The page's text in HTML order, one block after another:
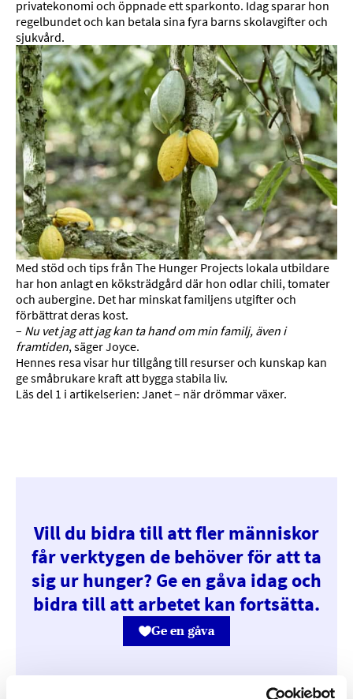
privatekonomi och öppnade ett sparkonto. Idag sparar hon
regelbundet och kan betala sina fyra barns skolavgifter och
sjukvård.
Med stöd och tips från The Hunger Projects lokala utbildare
har hon anlagt en köksträdgård där hon odlar chili, tomater
och aubergine. Det har minskat familjens utgifter och
förbättrat deras kost.
– Nu vet jag att jag kan ta hand om min familj, även i
framtiden, säger Joyce.
Hennes resa visar hur tillgång till resurser och kunskap kan
ge småbrukare kraft att bygga stabila liv.
Läs del 1 i artikelserien: Janet – när drömmar växer.
Vill du bidra till att fler människor
får verktygen de behöver för att ta
sig ur hunger? Ge en gåva idag och
bidra till att arbetet kan fortsätta.
Ge en gåva